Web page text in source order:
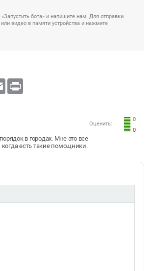
бота» и напишите нам. Для отправки
видео в памяти устройства и нажмите
Email
0
0
Оценить:
в городах. Мне это все
когда есть такие помощники.